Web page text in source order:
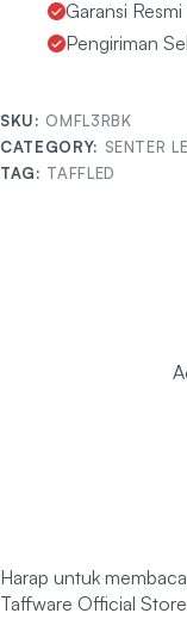
Garansi
Pengiriman
SKU: OMFL3RBK
CATEGORY: SENTER
TAG: TAFFLED
Harap untuk
Taffware Official Store